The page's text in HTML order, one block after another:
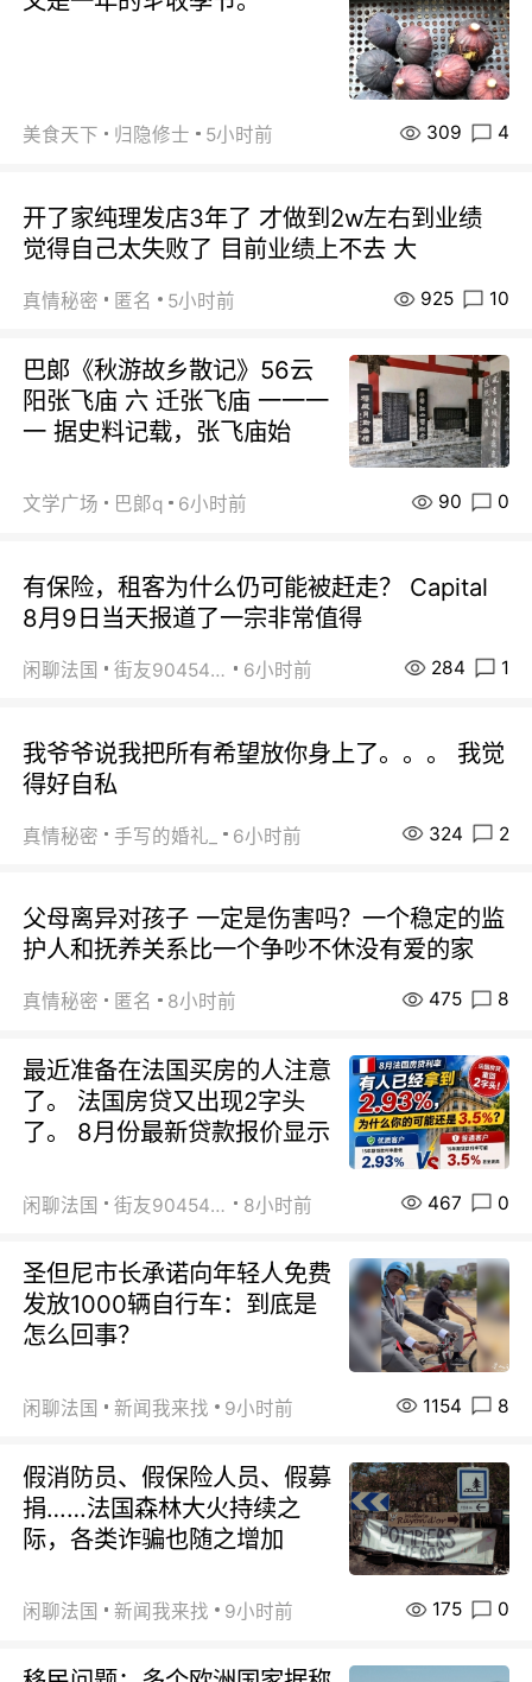
美食天下 归隐修士 5小时前 309 4
开了家纯理发店3年了 才做到2w左右到业绩
觉得自己太失败了 目前业绩上不去 大
真情秘密 匿名 5小时前 925 10
巴郞《秋游故乡散记》56云
阳张飞庙 六 迁张飞庙 一一一
一 据史料记载，张飞庙始
文学广场 巴郞q 6小时前 90 0
有保险，租客为什么仍可能被赶走？ Capital
8月9日当天报道了一宗非常值得
闲聊法国 街友90454511 6小时前 284 1
我爷爷说我把所有希望放你身上了。。。 我觉
得好自私
真情秘密 手写的婚礼_ 6小时前 324 2
父母离异对孩子 一定是伤害吗？一个稳定的监
护人和抚养关系比一个争吵不休没有爱的家
真情秘密 匿名 8小时前 475 8
最近准备在法国买房的人注意
了。 法国房贷又出现2字头
了。 8月份最新贷款报价显示
闲聊法国 街友90454511 8小时前 467 0
圣但尼市长承诺向年轻人免费
发放1000辆自行车：到底是
怎么回事？
闲聊法国 新闻我来找 9小时前 1154 8
假消防员、假保险人员、假募
捐……法国森林大火持续之
际，各类诈骗也随之增加
闲聊法国 新闻我来找 9小时前 175 0